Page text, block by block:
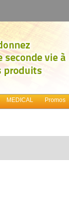
MEDICAL Promos